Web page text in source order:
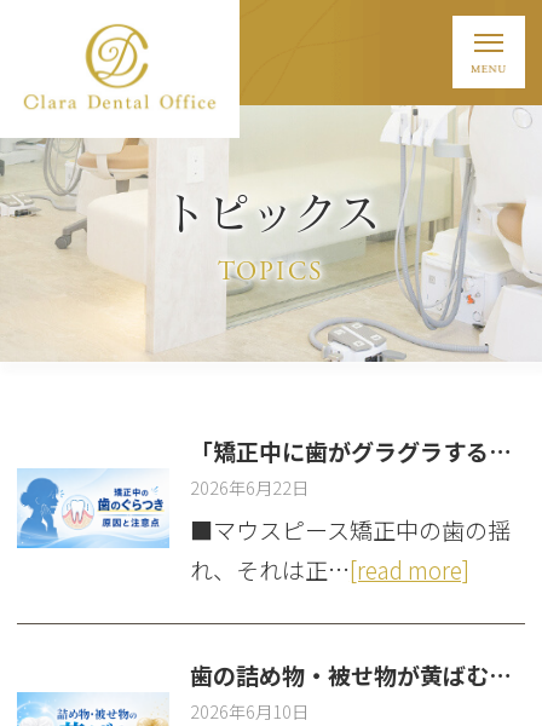
トピックス
TOPICS
「矯正中に歯がグラグラする…」マウスピース矯正中のぐらつきの原因と注意点
2026年6月22日
■マウスピース矯正中の歯の揺
れ、それは正…[read more]
歯の詰め物・被せ物が黄ばむのはなぜ？ むし歯治療後に起こる経年劣化
2026年6月10日